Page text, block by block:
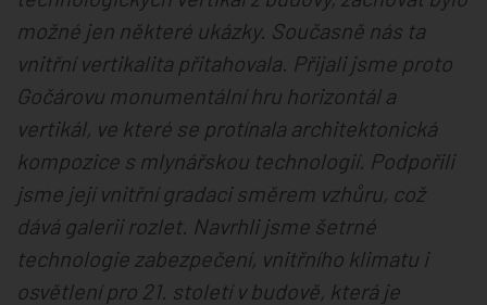
možné jen některé ukázky. Současně nás ta
vnitřní vertikalita přitahovala. Přijali jsme proto
Gočárovu monumentální hru horizontál a
vertikál, ve které se protínala architektonická
kompozice s mlynářskou technologií. Podpořili
jsme její vnitřní gradaci směrem vzhůru, což
dává galerii rozlet. Navrhli jsme šetrné
technologie zabezpečení, vnitřního klimatu i
osvětlení pro 21. století v budově, která je